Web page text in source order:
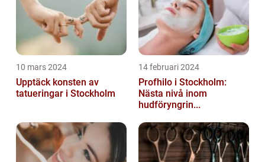
10 mars 2024
Upptäck konsten av
tatueringar i Stockholm
14 februari 2024
Profhilo i Stockholm:
Nästa nivå inom
hudföryngrin...